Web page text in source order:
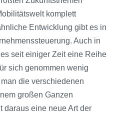
komplett
Entwicklung gibt es in
Auch in
seit einiger Zeit eine Reihe
sich genommen wenig
die verschiedenen
großen Ganzen
daraus eine neue Art der